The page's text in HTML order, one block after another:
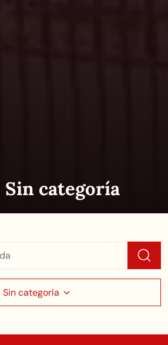
Sin categoría
Sin categoría